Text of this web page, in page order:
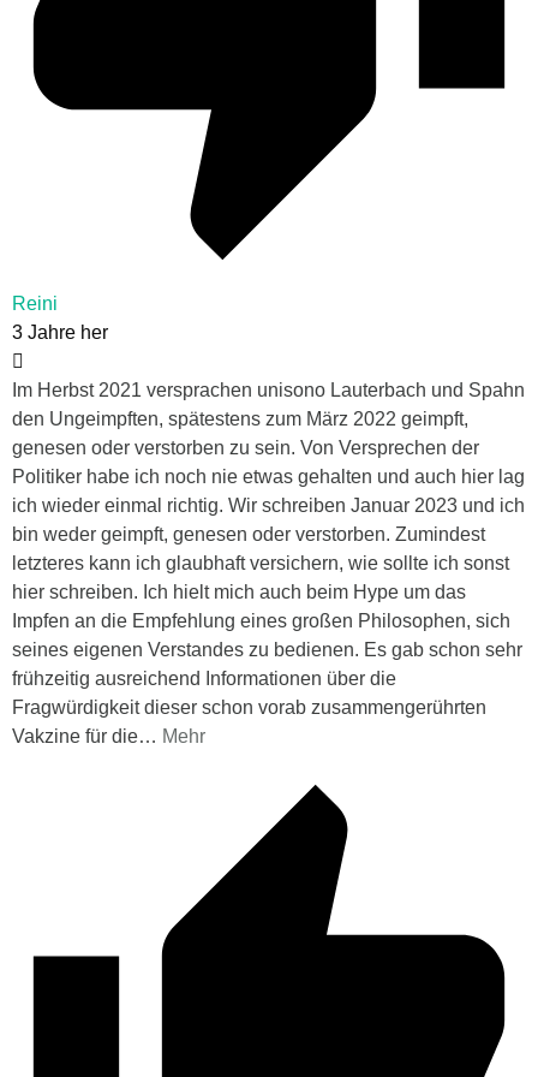
Reini
3 Jahre her
Im Herbst 2021 versprachen unisono Lauterbach und Spahn
den Ungeimpften, spätestens zum März 2022 geimpft,
genesen oder verstorben zu sein. Von Versprechen der
Politiker habe ich noch nie etwas gehalten und auch hier lag
ich wieder einmal richtig. Wir schreiben Januar 2023 und ich
bin weder geimpft, genesen oder verstorben. Zumindest
letzteres kann ich glaubhaft versichern, wie sollte ich sonst
hier schreiben. Ich hielt mich auch beim Hype um das
Impfen an die Empfehlung eines großen Philosophen, sich
seines eigenen Verstandes zu bedienen. Es gab schon sehr
frühzeitig ausreichend Informationen über die
Fragwürdigkeit dieser schon vorab zusammengerührten
Vakzine für die… Mehr